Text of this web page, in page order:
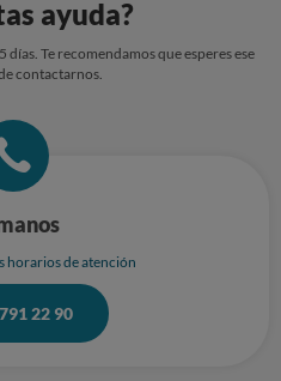
ayuda?
días. Te recomendamos que esperes ese
contactarnos.
horarios de atención
22 90